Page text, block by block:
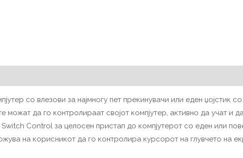
со влезови за најмногу пет прекинувачи или еден џојстик
да го контролираат својот компјутер, активно да учат и
Control за целосен пристап до компјутерот со еден или
на корисникот да го контролира курсорот на глувчето на